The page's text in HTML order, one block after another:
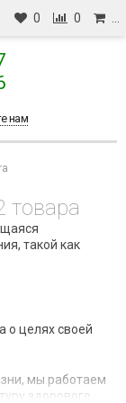
0 0
нам
товара
такой как
о целях своей
мы работаем
здорового